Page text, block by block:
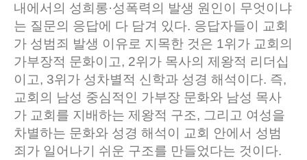
내에서의 성희롱·성폭력의 발생 원인이 무엇이냐
는 질문의 응답에 다 담겨 있다. 응답자들이 교회
가 성범죄 발생 이유로 지목한 것은 1위가 교회의
가부장적 문화이고, 2위가 목사의 제왕적 리더십
이고, 3위가 성차별적 신학과 성경 해석이다. 즉,
교회의 남성 중심적인 가부장 문화와 남성 목사
가 교회를 지배하는 제왕적 구조, 그리고 여성을
차별하는 문화와 성경 해석이 교회 안에서 성범
죄가 일어나기 쉬운 구조를 만들었다는 것이다.